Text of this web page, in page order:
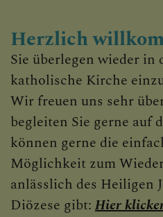
PFARRE
PFARRE
PFARRE
Herzlich
Sie überlegen wieder in
katholische Kirche
Wir freuen uns sehr
begleiten Sie gerne auf
können gerne die
Möglichkeit zum
anlässlich des Heiligen
Diözese gibt: Hier